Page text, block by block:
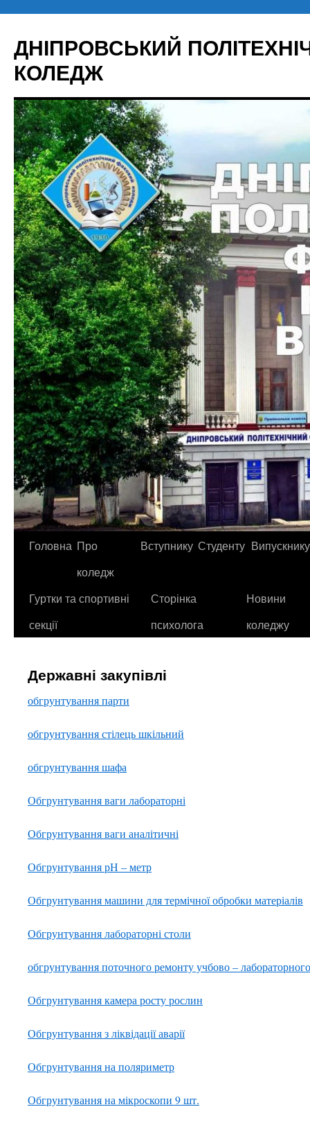
вмісту
ДНІПРОВСЬКИЙ
КОЛЕДЖ
Головна Про
коледж
Вступнику Студенту Випускнику
Гуртки та спортивні
секції
Сторінка
психолога
Новини
коледжу
Державні закупівлі
обгрунтування парти
обгрунтування стілець шкільний
обгрунтування шафа
Обгрунтування ваги лабораторні
Обгрунтування ваги аналітичні
Обгрунтування рН – метр
Обгрунтування машини для термічної обробки матеріалів
Обгрунтування лабораторні столи
обгрунтування поточного ремонту учбово –
Обгрунтування камера росту рослин
Обгрунтування з ліквідації аварії
Обгрунтування на поляриметр
Обгрунтування на мікроскопи 9 шт.